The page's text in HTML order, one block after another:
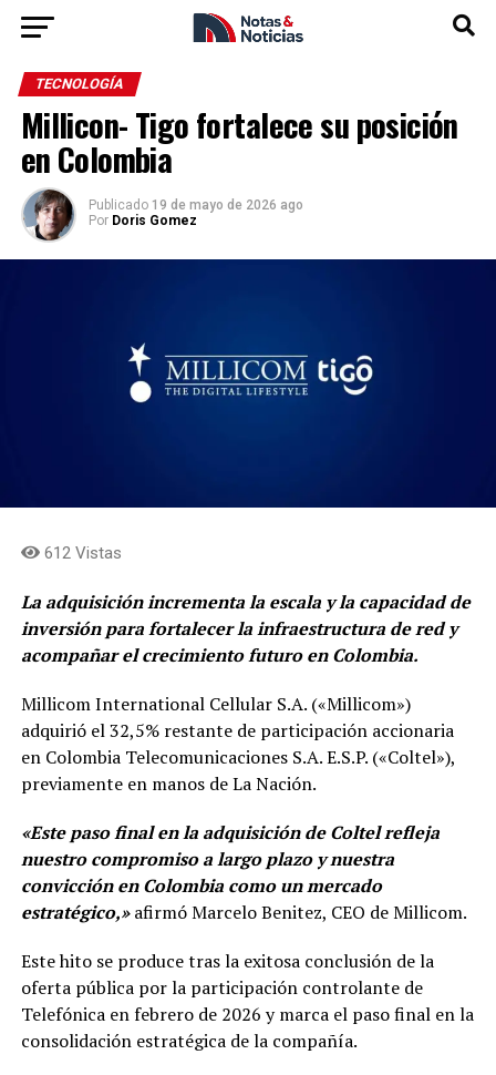
TECNOLOGÍA
Millicon- Tigo fortalece su posición
en Colombia
Publicado 19 de mayo de 2026 ago
Por Doris Gomez
612 Vistas
La adquisición incrementa la escala y la capacidad de
inversión para fortalecer la infraestructura de red y
acompañar el crecimiento futuro en Colombia.
Millicom International Cellular S.A. («Millicom»)
adquirió el 32,5% restante de participación accionaria
en Colombia Telecomunicaciones S.A. E.S.P. («Coltel»),
previamente en manos de La Nación.
«Este paso final en la adquisición de Coltel refleja
nuestro compromiso a largo plazo y nuestra
convicción en Colombia como un mercado
estratégico,»afirmó Marcelo Benitez, CEO de Millicom.
Este hito se produce tras la exitosa conclusión de la
oferta pública por la participación controlante de
Telefónica en febrero de 2026 y marca el paso final en la
consolidación estratégica de la compañía.